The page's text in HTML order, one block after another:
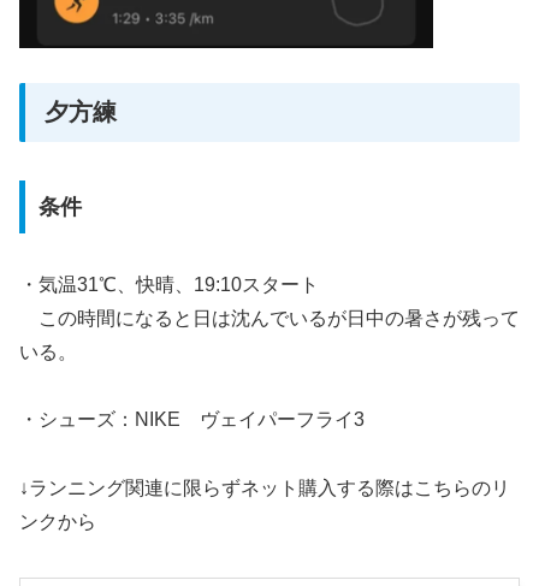
夕方練
条件
・気温31℃、快晴、19:10スタート
この時間になると日は沈んでいるが日中の暑さが残って
いる。
・シューズ：NIKE ヴェイパーフライ3
↓ランニング関連に限らずネット購入する際はこちらのリ
ンクから